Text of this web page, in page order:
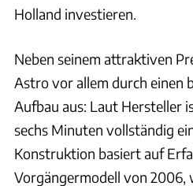
Holland investieren.
Neben seinem attraktiven
Astro vor allem durch einen
Aufbau aus: Laut Hersteller
sechs Minuten vollständig
Konstruktion basiert auf
Vorgängermodell von 2006,